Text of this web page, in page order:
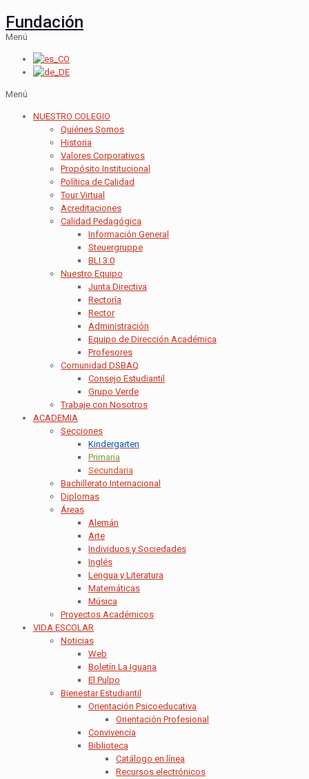
Fundación
Menú
Menú
NUESTRO COLEGIO
Quiénes Somos
Historia
Valores Corporativos
Propósito Institucional
Política de Calidad
Tour Virtual
Acreditaciones
Calidad Pedagógica
Información General
Steuergruppe
BLI 3.0
Nuestro Equipo
Junta Directiva
Rectoría
Rector
Administración
Equipo de Dirección Académica
Profesores
Comunidad DSBAQ
Consejo Estudiantil
Grupo Verde
Trabaje con Nosotros
ACADEMIA
Secciones
Kindergarten
Primaria
Secundaria
Bachillerato Internacional
Diplomas
Áreas
Alemán
Arte
Individuos y Sociedades
Inglés
Lengua y Literatura
Matemáticas
Música
Proyectos Académicos
VIDA ESCOLAR
Noticias
Web
Boletín La Iguana
El Pulpo
Bienestar Estudiantil
Orientación Psicoeducativa
Orientación Profesional
Convivencia
Biblioteca
Catálogo en línea
Recursos electrónicos